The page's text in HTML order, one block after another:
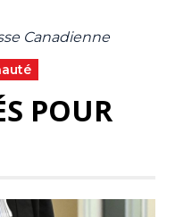
Canadienne
POUR